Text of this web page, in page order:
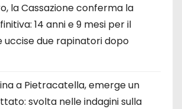
la Cassazione conferma la
14 anni e 9 mesi per il
uccise due rapinatori dopo
a Pietracatella, emerge un
svolta nelle indagini sulla